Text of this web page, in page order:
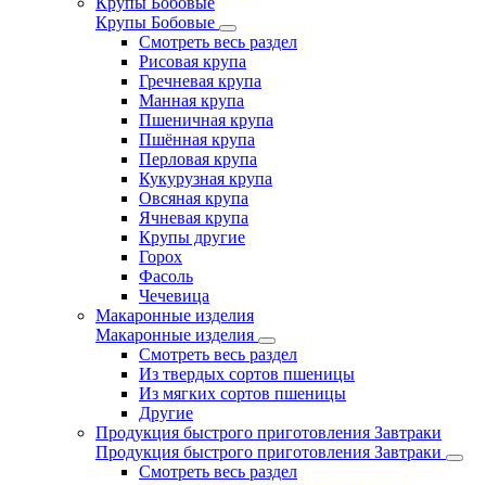
Крупы Бобовые
Смотреть весь раздел
Рисовая крупа
Гречневая крупа
Манная крупа
Пшеничная крупа
Пшённая крупа
Перловая крупа
Кукурузная крупа
Овсяная крупа
Ячневая крупа
Крупы другие
Горох
Фасоль
Чечевица
Макаронные изделия
Макаронные изделия
Смотреть весь раздел
Из твердых сортов пшеницы
Из мягких сортов пшеницы
Другие
Продукция быстрого приготовления Завтраки
Продукция быстрого приготовления Завтраки
Смотреть весь раздел